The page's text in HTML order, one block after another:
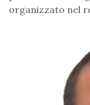
organizzato nel